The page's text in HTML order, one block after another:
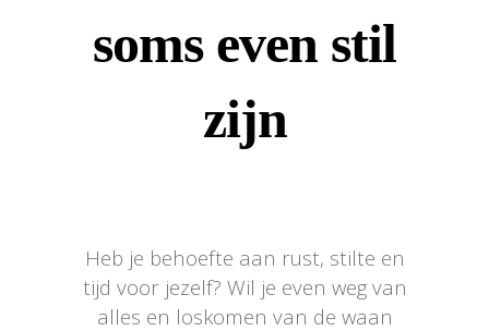
soms even stil
zijn
Heb je behoefte aan rust, stilte en
tijd voor jezelf? Wil je even weg van
alles en loskomen van de waan